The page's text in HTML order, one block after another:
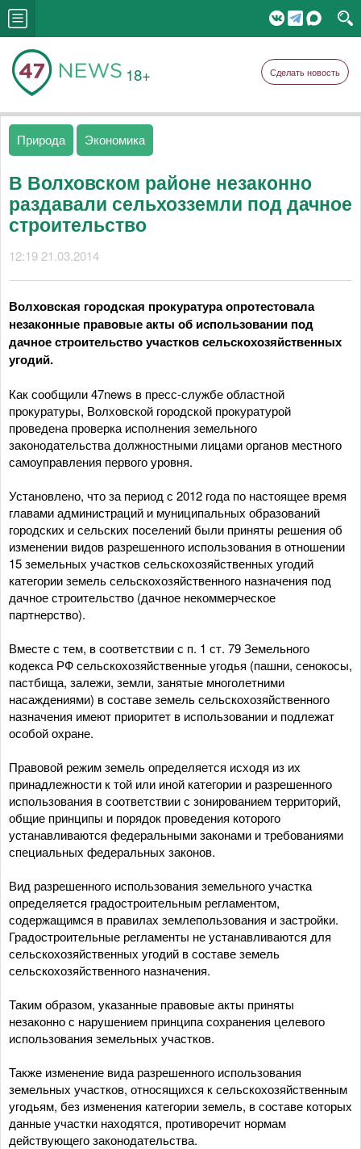
18+ Сделать новость
Природа Экономика
В Волховском районе незаконно
раздавали сельхозземли под дачное
строительство
12:19 21.03.2014
Волховская городская прокуратура опротестовала
незаконные правовые акты об использовании под
дачное строительство участков сельскохозяйственных
угодий.
Как сообщили 47news в пресс-службе областной
прокуратуры, Волховской городской прокуратурой
проведена проверка исполнения земельного
законодательства должностными лицами органов местного
самоуправления первого уровня.
Установлено, что за период с 2012 года по настоящее время
главами администраций и муниципальных образований
городских и сельских поселений были приняты решения об
изменении видов разрешенного использования в отношении
15 земельных участков сельскохозяйственных угодий
категории земель сельскохозяйственного назначения под
дачное строительство (дачное некоммерческое
партнерство).
Вместе с тем, в соответствии с п. 1 ст. 79 Земельного
кодекса РФ сельскохозяйственные угодья (пашни, сенокосы,
пастбища, залежи, земли, занятые многолетними
насаждениями) в составе земель сельскохозяйственного
назначения имеют приоритет в использовании и подлежат
особой охране.
Правовой режим земель определяется исходя из их
принадлежности к той или иной категории и разрешенного
использования в соответствии с зонированием территорий,
общие принципы и порядок проведения которого
устанавливаются федеральными законами и требованиями
специальных федеральных законов.
Вид разрешенного использования земельного участка
определяется градостроительным регламентом,
содержащимся в правилах землепользования и застройки.
Градостроительные регламенты не устанавливаются для
сельскохозяйственных угодий в составе земель
сельскохозяйственного назначения.
Таким образом, указанные правовые акты приняты
незаконно с нарушением принципа сохранения целевого
использования земельных участков.
Также изменение вида разрешенного использования
земельных участков, относящихся к сельскохозяйственным
угодьям, без изменения категории земель, в составе которых
данные участки находятся, противоречит нормам
действующего законодательства.